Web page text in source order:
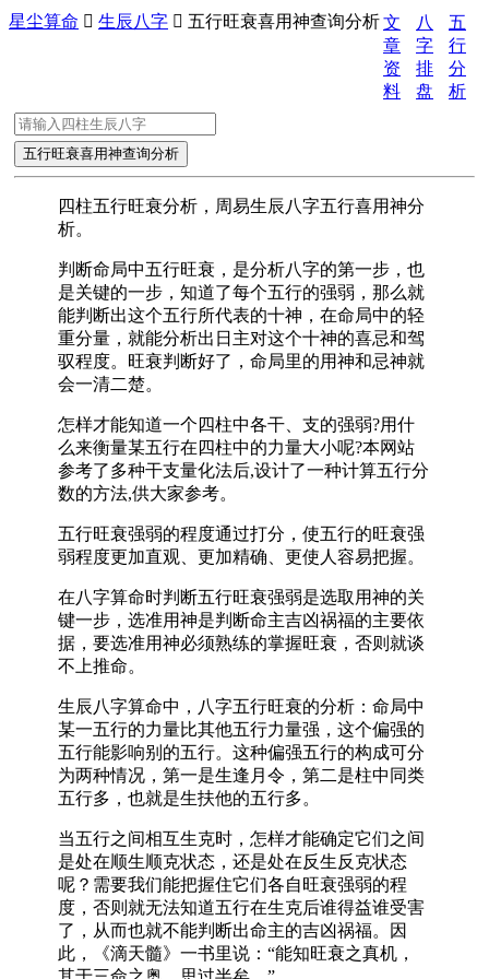
星尘算命  生辰八字  五行旺衰喜用神查询分析文
章
资
料
八
字
排
盘
五
行
分
析
四柱五行旺衰分析，周易生辰八字五行喜用神分
析。
判断命局中五行旺衰，是分析八字的第一步，也
是关键的一步，知道了每个五行的强弱，那么就
能判断出这个五行所代表的十神，在命局中的轻
重分量，就能分析出日主对这个十神的喜忌和驾
驭程度。旺衰判断好了，命局里的用神和忌神就
会一清二楚。
怎样才能知道一个四柱中各干、支的强弱?用什
么来衡量某五行在四柱中的力量大小呢?本网站
参考了多种干支量化法后,设计了一种计算五行分
数的方法,供大家参考。
五行旺衰强弱的程度通过打分，使五行的旺衰强
弱程度更加直观、更加精确、更使人容易把握。
在八字算命时判断五行旺衰强弱是选取用神的关
键一步，选准用神是判断命主吉凶祸福的主要依
据，要选准用神必须熟练的掌握旺衰，否则就谈
不上推命。
生辰八字算命中，八字五行旺衰的分析：命局中
某一五行的力量比其他五行力量强，这个偏强的
五行能影响别的五行。这种偏强五行的构成可分
为两种情况，第一是生逢月令，第二是柱中同类
五行多，也就是生扶他的五行多。
当五行之间相互生克时，怎样才能确定它们之间
是处在顺生顺克状态，还是处在反生反克状态
呢？需要我们能把握住它们各自旺衰强弱的程
度，否则就无法知道五行在生克后谁得益谁受害
了，从而也就不能判断出命主的吉凶祸福。因
此，《滴天髓》一书里说：“能知旺衰之真机，